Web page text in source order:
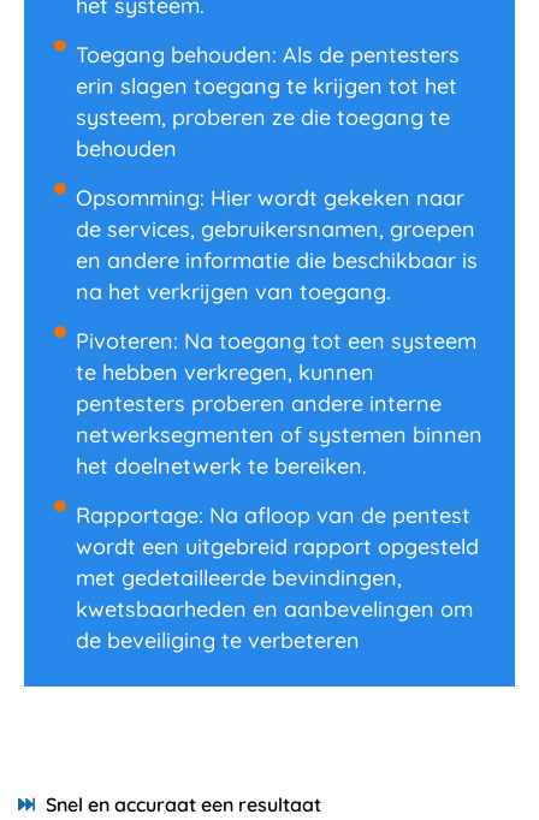
het systeem.
Toegang behouden: Als de pentesters
erin slagen toegang te krijgen tot het
systeem, proberen ze die toegang te
behouden
Opsomming: Hier wordt gekeken naar
de services, gebruikersnamen, groepen
en andere informatie die beschikbaar is
na het verkrijgen van toegang.
Pivoteren: Na toegang tot een systeem
te hebben verkregen, kunnen
pentesters proberen andere interne
netwerksegmenten of systemen binnen
het doelnetwerk te bereiken.
Rapportage: Na afloop van de pentest
wordt een uitgebreid rapport opgesteld
met gedetailleerde bevindingen,
kwetsbaarheden en aanbevelingen om
de beveiliging te verbeteren
Snel en accuraat een resultaat